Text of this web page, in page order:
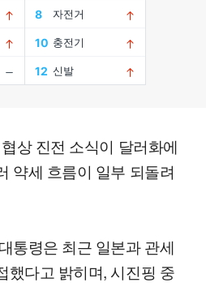
상 진전 소식이 달러화에
약세 흐름이 일부 되돌려
통령은 최근 일본과 관세
했다고 밝히며, 시진핑 중